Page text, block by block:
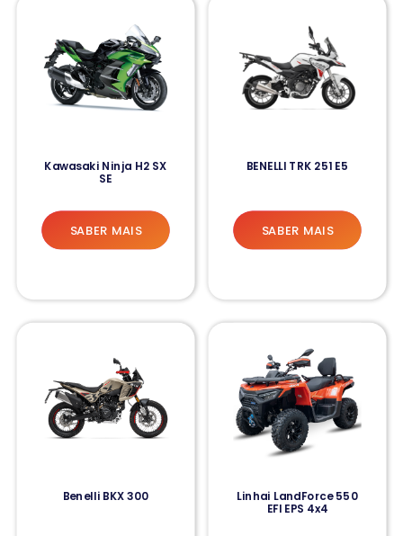
Kawasaki Ninja H2 SX
SE
SABER MAIS
BENELLI TRK 251 E5
SABER MAIS
Benelli BKX 300
Linhai LandForce 550
EFI EPS 4x4